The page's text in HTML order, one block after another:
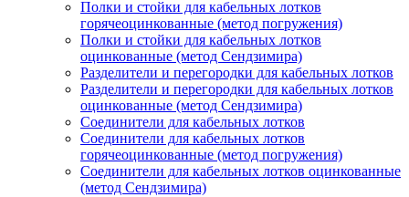
Полки и стойки для кабельных лотков
горячеоцинкованные (метод погружения)
Полки и стойки для кабельных лотков
оцинкованные (метод Сендзимира)
Разделители и перегородки для кабельных лотков
Разделители и перегородки для кабельных лотков
оцинкованные (метод Сендзимира)
Соединители для кабельных лотков
Соединители для кабельных лотков
горячеоцинкованные (метод погружения)
Соединители для кабельных лотков оцинкованные
(метод Сендзимира)